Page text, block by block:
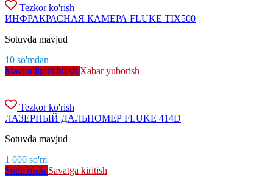
Tezkor ko'rish
ИНФРАКРАСНАЯ КАМЕРА FLUKE TIX500
Sotuvda mavjud
10 so'mdan
Mavjudligini bilish Xabar yuborish
Tezkor ko'rish
ЛАЗЕРНЫЙ ДАЛЬНОМЕР FLUKE 414D
Sotuvda mavjud
1 000 so'm
Sotib olish Savatga kiritish